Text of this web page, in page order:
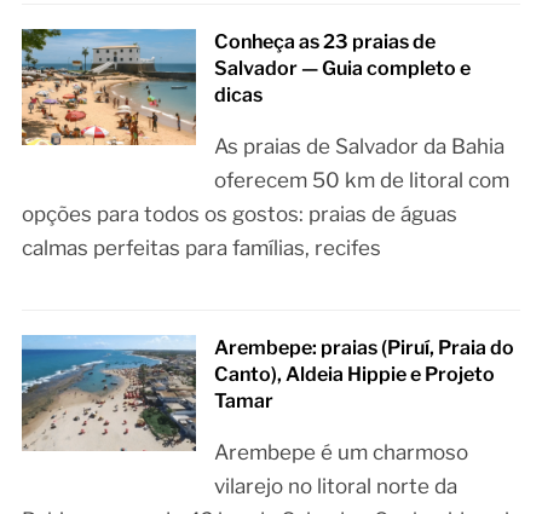
Conheça as 23 praias de
Salvador — Guia completo e
dicas
As praias de Salvador da Bahia
oferecem 50 km de litoral com
opções para todos os gostos: praias de águas
calmas perfeitas para famílias, recifes
Arembepe: praias (Piruí, Praia do
Canto), Aldeia Hippie e Projeto
Tamar
Arembepe é um charmoso
vilarejo no litoral norte da